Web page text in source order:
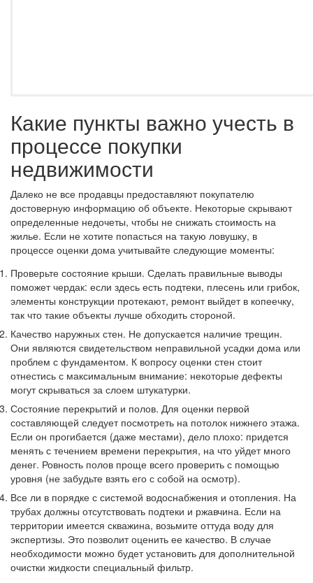
Какие пункты важно учесть в
процессе покупки
недвижимости
Далеко не все продавцы предоставляют покупателю
достоверную информацию об объекте. Некоторые скрывают
определенные недочеты, чтобы не снижать стоимость на
жилье. Если не хотите попасться на такую ловушку, в
процессе оценки дома учитывайте следующие моменты:
Проверьте состояние крыши. Сделать правильные выводы
поможет чердак: если здесь есть подтеки, плесень или грибок,
элементы конструкции протекают, ремонт выйдет в копеечку,
так что такие объекты лучше обходить стороной.
Качество наружных стен. Не допускается наличие трещин.
Они являются свидетельством неправильной усадки дома или
проблем с фундаментом. К вопросу оценки стен стоит
отнестись с максимальным внимание: некоторые дефекты
могут скрываться за слоем штукатурки.
Состояние перекрытий и полов. Для оценки первой
составляющей следует посмотреть на потолок нижнего этажа.
Если он прогибается (даже местами), дело плохо: придется
менять с течением времени перекрытия, на что уйдет много
денег. Ровность полов проще всего проверить с помощью
уровня (не забудьте взять его с собой на осмотр).
Все ли в порядке с системой водоснабжения и отопления. На
трубах должны отсутствовать подтеки и ржавчина. Если на
территории имеется скважина, возьмите оттуда воду для
экспертизы. Это позволит оценить ее качество. В случае
необходимости можно будет установить для дополнительной
очистки жидкости специальный фильтр.